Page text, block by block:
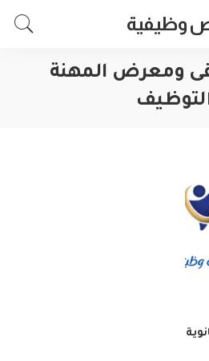
وظيفية
ومعرض المهنة